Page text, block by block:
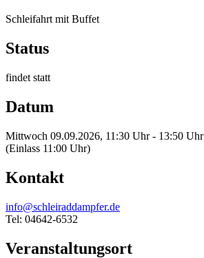
Schleifahrt mit Buffet
Status
findet statt
Datum
Mittwoch 09.09.2026, 11:30 Uhr - 13:50 Uhr
(Einlass 11:00 Uhr)
Kontakt
info@schleiraddampfer.de
Tel: 04642-6532
Veranstaltungsort